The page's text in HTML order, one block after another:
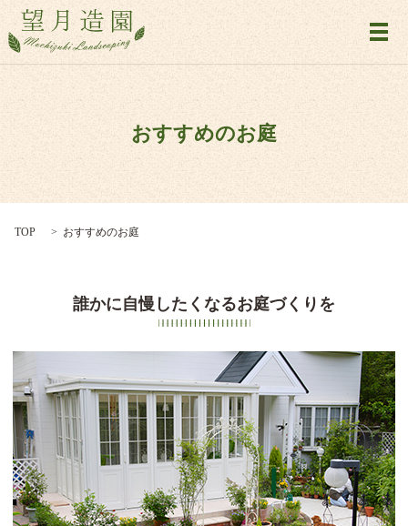
メ
おすすめのお庭
TOP おすすめのお庭
誰かに自慢したくなるお庭づくりを